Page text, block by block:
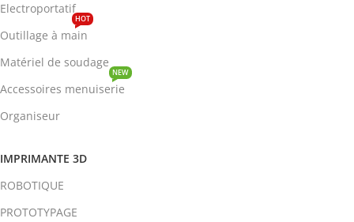
Electroportatif
Outillage à main
HOT
Matériel de soudage
Accessoires menuiserie
NEW
Organiseur
IMPRIMANTE 3D
ROBOTIQUE
PROTOTYPAGE